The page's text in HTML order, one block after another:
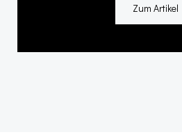
Zum Artikel